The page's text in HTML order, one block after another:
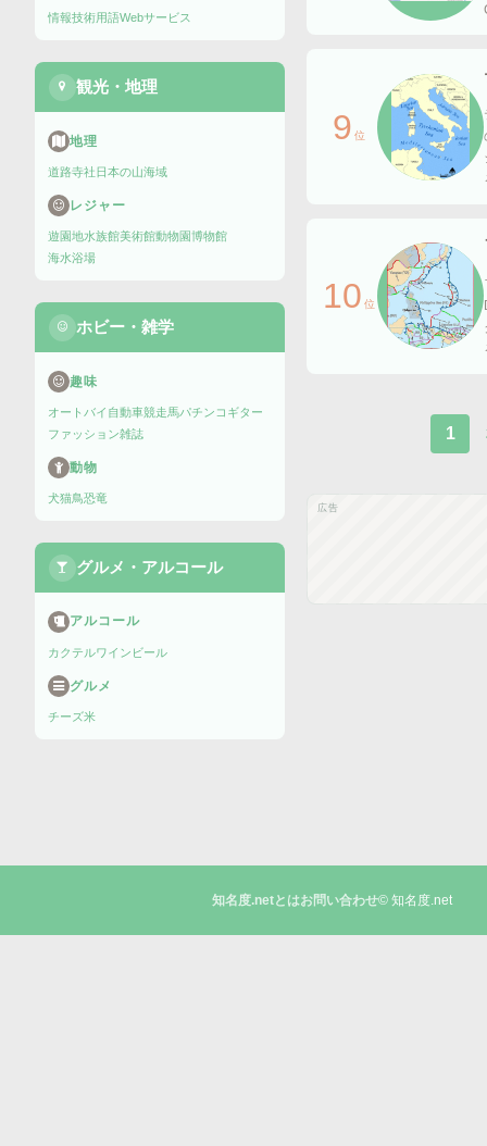
情報技術用語Webサービス
観光・地理
地理
道路寺社 日本の山海域
レジャー
遊園地水族館美術館動物園博物館
海水浴場
ホビー・雑学
趣味
オートバイ 自動車競走馬パチンコ ギター
ファッション雑誌
動物
犬猫鳥恐竜
グルメ・アルコール
アルコール
カクテルワイン ビール
グルメ
チーズ米
9 位
10 位
1
広告
知名度.netとはお問い合わせ© 知名度.net